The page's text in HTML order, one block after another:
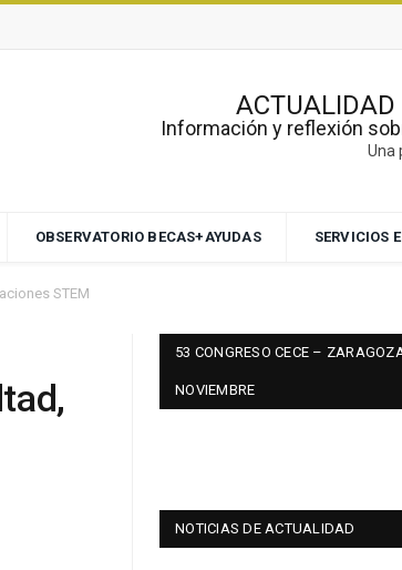
ACTUALIDAD
Información y reflexión
Una
OBSERVATORIO BECAS+AYUDAS SERVICIOS
STEM
53 CONGRESO CECE –
NOVIEMBRE
NOTICIAS DE ACTUALIDAD